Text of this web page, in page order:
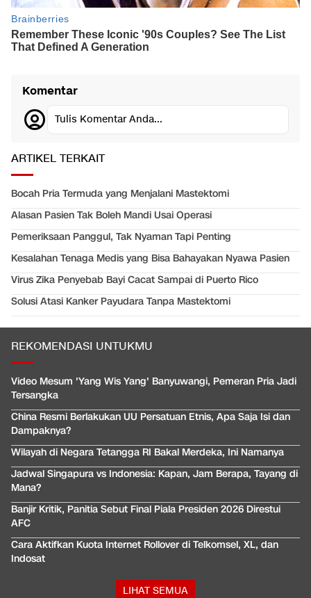
Komentar
Tulis Komentar Anda...
ARTIKEL TERKAIT
Bocah Pria Termuda yang Menjalani Mastektomi
Alasan Pasien Tak Boleh Mandi Usai Operasi
Pemeriksaan Panggul, Tak Nyaman Tapi Penting
Kesalahan Tenaga Medis yang Bisa Bahayakan Nyawa Pasien
Virus Zika Penyebab Bayi Cacat Sampai di Puerto Rico
Solusi Atasi Kanker Payudara Tanpa Mastektomi
REKOMENDASI UNTUKMU
Video Mesum 'Yang Wis Yang' Banyuwangi, Pemeran Pria Jadi
Tersangka
China Resmi Berlakukan UU Persatuan Etnis, Apa Saja Isi dan
Dampaknya?
Wilayah di Negara Tetangga RI Bakal Merdeka, Ini Namanya
Jadwal Singapura vs Indonesia: Kapan, Jam Berapa, Tayang di
Mana?
Banjir Kritik, Panitia Sebut Final Piala Presiden 2026 Direstui
AFC
Cara Aktifkan Kuota Internet Rollover di Telkomsel, XL, dan
Indosat
LIHAT SEMUA